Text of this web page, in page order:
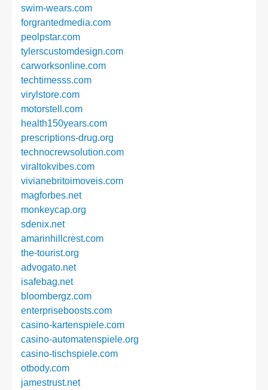
swim-wears.com
forgrantedmedia.com
peolpstar.com
tylerscustomdesign.com
carworksonline.com
techtimesss.com
virylstore.com
motorstell.com
health150years.com
prescriptions-drug.org
technocrewsolution.com
viraltokvibes.com
vivianebritoimoveis.com
magforbes.net
monkeycap.org
sdenix.net
amarinhillcrest.com
the-tourist.org
advogato.net
isafebag.net
bloombergz.com
enterpriseboosts.com
casino-kartenspiele.com
casino-automatenspiele.org
casino-tischspiele.com
otbody.com
jamestrust.net